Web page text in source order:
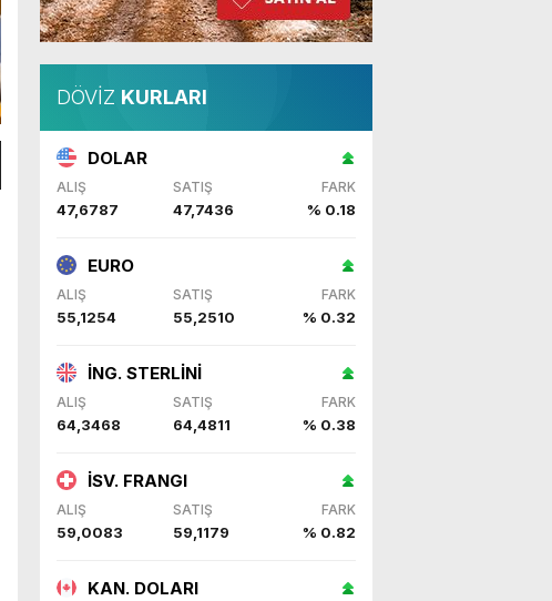
DÖVİZ KURLARI
DOLAR
ALIŞ SATIŞ FARK
47,6787 47,7436 % 0.18
EURO
ALIŞ SATIŞ FARK
55,1254 55,2510 % 0.32
İNG. STERLİNİ
ALIŞ SATIŞ FARK
64,3468 64,4811 % 0.38
İSV. FRANGI
ALIŞ SATIŞ FARK
59,0083 59,1179 % 0.82
KAN. DOLARI